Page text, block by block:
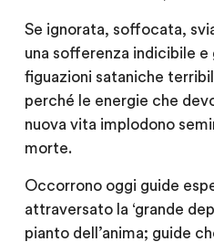
Se ignorata, soffocata,
una sofferenza indicibile
figuazioni sataniche
perché le energie che
nuova vita implodono
morte.
Occorrono oggi guide
attraversato la ‘grande
pianto dell’anima; guide